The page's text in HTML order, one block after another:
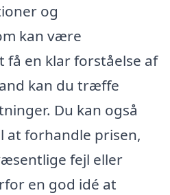
og
kan være
få en klar forståelse af
kan du træffe
Du kan også
forhandle prisen,
fejl eller
en god idé at